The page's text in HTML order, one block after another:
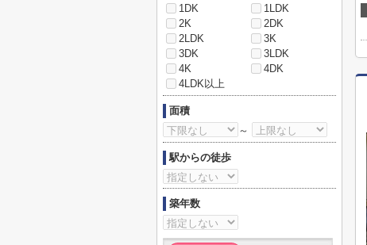
1DK
1LDK
2K
2DK
2LDK
3K
3DK
3LDK
4K
4DK
4LDK以上
面積
～
駅からの徒歩
築年数